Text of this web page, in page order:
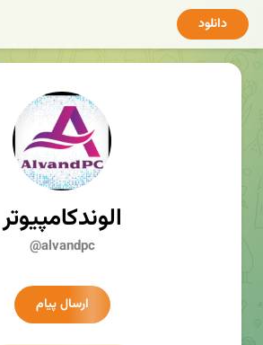
دانلود
الوندکامپیوتر
@alvandpc
ارسال پیام